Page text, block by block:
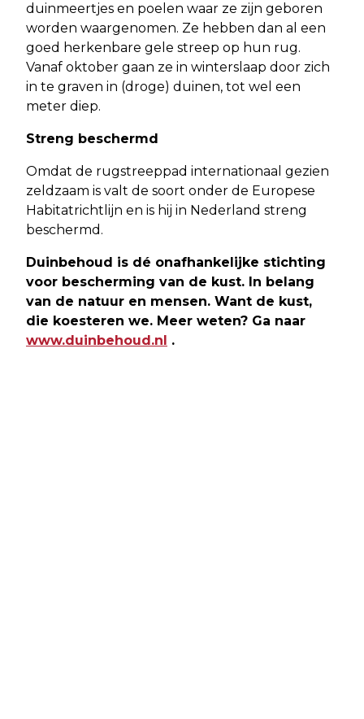
duinmeertjes en poelen waar ze zijn geboren
worden waargenomen. Ze hebben dan al een
goed herkenbare gele streep op hun rug.
Vanaf oktober gaan ze in winterslaap door zich
in te graven in (droge) duinen, tot wel een
meter diep.
Streng beschermd
Omdat de rugstreeppad internationaal gezien
zeldzaam is valt de soort onder de Europese
Habitatrichtlijn en is hij in Nederland streng
beschermd.
Duinbehoud is dé onafhankelijke stichting
voor bescherming van de kust. In belang
van de natuur en mensen. Want de kust,
die koesteren we. Meer weten? Ga naar
www.duinbehoud.nl
.